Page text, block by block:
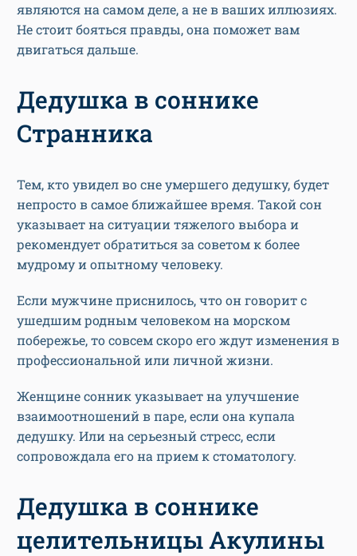
являются на самом деле, а не в ваших иллюзиях.
Не стоит бояться правды, она поможет вам
двигаться дальше.
Дедушка в соннике
Странника
Тем, кто увидел во сне умершего дедушку, будет
непросто в самое ближайшее время. Такой сон
указывает на ситуации тяжелого выбора и
рекомендует обратиться за советом к более
мудрому и опытному человеку.
Если мужчине приснилось, что он говорит с
ушедшим родным человеком на морском
побережье, то совсем скоро его ждут изменения в
профессиональной или личной жизни.
Женщине сонник указывает на улучшение
взаимоотношений в паре, если она купала
дедушку. Или на серьезный стресс, если
сопровождала его на прием к стоматологу.
Дедушка в соннике
целительницы Акулины